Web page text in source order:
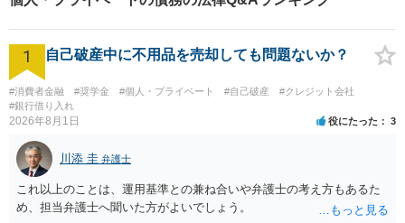
ど。
1 自己破産中に不用品を売却しても問題ないか？
#消費者金融 #奨学金 #個人・プライベート #自己破産
#クレジット会社
#銀行借り入れ
2026年8月1日 役にたった 3
川添 圭 弁護士
これ以上のことは、運用基準との兼ね合いや弁護士の考え方もあるた
め、担当弁護士へ聞いた方がよいでしょう。